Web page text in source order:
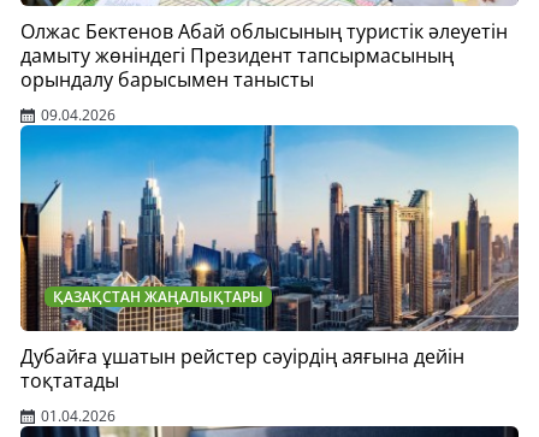
Олжас Бектенов Абай облысының туристік әлеуетін
дамыту жөніндегі Президент тапсырмасының
орындалу барысымен танысты
09.04.2026
ҚАЗАҚСТАН ЖАҢАЛЫҚТАРЫ
Дубайға ұшатын рейстер сәуірдің аяғына дейін
тоқтатады
01.04.2026